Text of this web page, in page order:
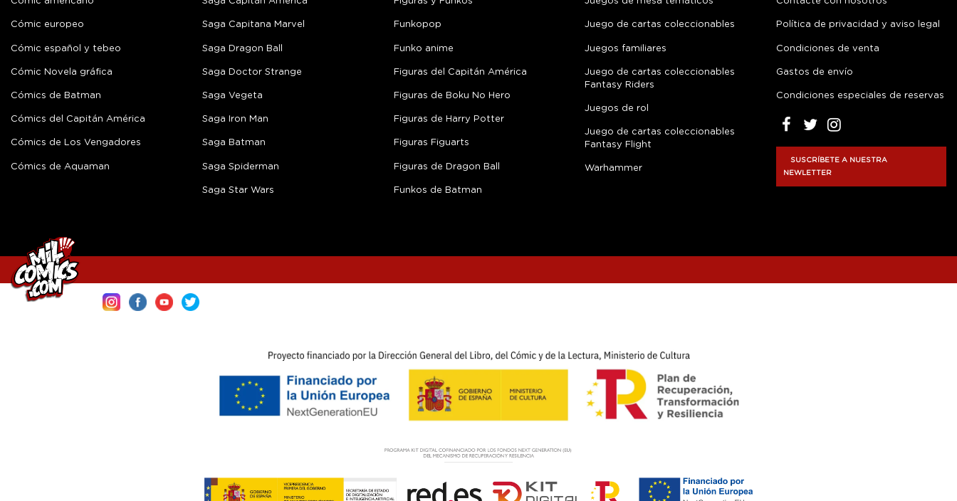
Cómic europeo
Cómic español y tebeo
Cómic Novela gráfica
Cómics de Batman
Cómics del Capitán América
Cómics de Los Vengadores
Cómics de Aquaman
Saga Capitana Marvel
Saga Dragon Ball
Saga Doctor Strange
Saga Vegeta
Saga Iron Man
Saga Batman
Saga Spiderman
Saga Star Wars
Funkopop
Funko anime
Figuras del Capitán América
Figuras de Boku No Hero
Figuras de Harry Potter
Figuras Figuarts
Figuras de Dragon Ball
Funkos de Batman
Juego de cartas coleccionables
Juegos familiares
Juego de cartas coleccionables
Fantasy Riders
Juegos de rol
Juego de cartas coleccionables
Fantasy Flight
Warhammer
Política de privacidad y aviso legal
Condiciones de venta
Gastos de envío
Condiciones especiales de reservas
SUSCRÍBETE A NUESTRA
NEWLETTER